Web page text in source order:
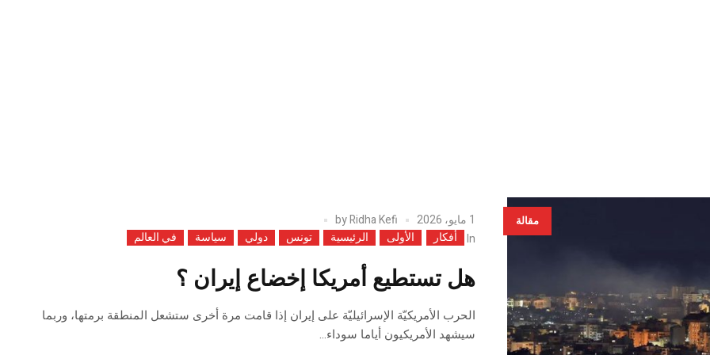
مقالة 1 مايو، 2026 byRidha Kefi
In
أفكار الأولى الرئيسية تونس دولي سياسة في العالم
هل تستطيع أمريكا إخضاع إيران ؟
الحرب الأمريكيّة الإسرائيليّة على إيران إذا قامت مرة أخرى ستشعل المنطقة برمتها، وربما
سيشهد الأمريكيون أياما سوداء...